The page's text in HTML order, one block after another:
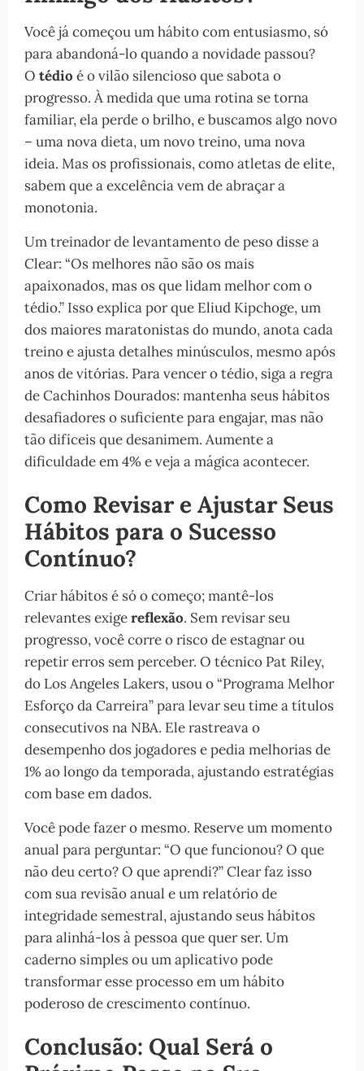
Você já começou um hábito com entusiasmo, só
para abandoná-lo quando a novidade passou?
O tédio é o vilão silencioso que sabota o
progresso. À medida que uma rotina se torna
familiar, ela perde o brilho, e buscamos algo novo
– uma nova dieta, um novo treino, uma nova
ideia. Mas os profissionais, como atletas de elite,
sabem que a excelência vem de abraçar a
monotonia.
Um treinador de levantamento de peso disse a
Clear: “Os melhores não são os mais
apaixonados, mas os que lidam melhor com o
tédio.” Isso explica por que Eliud Kipchoge, um
dos maiores maratonistas do mundo, anota cada
treino e ajusta detalhes minúsculos, mesmo após
anos de vitórias. Para vencer o tédio, siga a regra
de Cachinhos Dourados: mantenha seus hábitos
desafiadores o suficiente para engajar, mas não
tão difíceis que desanimem. Aumente a
dificuldade em 4% e veja a mágica acontecer.
Como Revisar e Ajustar Seus
Hábitos para o Sucesso
Contínuo?
Criar hábitos é só o começo; mantê-los
relevantes exigereflexão. Sem revisar seu
progresso, você corre o risco de estagnar ou
repetir erros sem perceber. O técnico Pat Riley,
do Los Angeles Lakers, usou o “Programa Melhor
Esforço da Carreira” para levar seu time a títulos
consecutivos na NBA. Ele rastreava o
desempenho dos jogadores e pedia melhorias de
1% ao longo da temporada, ajustando estratégias
com base em dados.
Você pode fazer o mesmo. Reserve um momento
anual para perguntar: “O que funcionou? O que
não deu certo? O que aprendi?” Clear faz isso
com sua revisão anual e um relatório de
integridade semestral, ajustando seus hábitos
para alinhá-los à pessoa que quer ser. Um
caderno simples ou um aplicativo pode
transformar esse processo em um hábito
poderoso de crescimento contínuo.
Conclusão: Qual Será o